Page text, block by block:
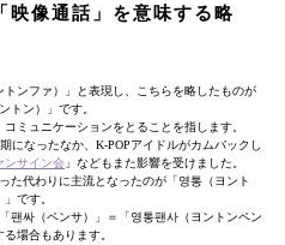
映像通話」を意味する略
ンファ）」と表現し、こちらを略したものが
トン）」です。
ミュニケーションをとることを指します。
になったなか、K-POPアイドルがカムバックし
ンサイン会 」などもまた影響を受けました。
た代わりに主流となったのが「영통（ヨント
」です。
팬싸（ペンサ）」＝「영통팬사（ヨントンペン
場合もあります。